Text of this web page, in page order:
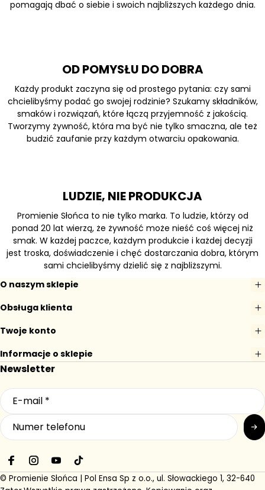
pomagają dbać o siebie i swoich najbliższych każdego dnia.
OD POMYSŁU DO DOBRA
Każdy produkt zaczyna się od prostego pytania: czy sami
chcielibyśmy podać go swojej rodzinie? Szukamy składników,
smaków i rozwiązań, które łączą przyjemność z jakością.
Tworzymy żywność, która ma być nie tylko smaczna, ale też
budzić zaufanie przy każdym otwarciu opakowania.
LUDZIE, NIE PRODUKCJA
Promienie Słońca to nie tylko marka. To ludzie, którzy od
ponad 20 lat wierzą, że żywność może nieść coś więcej niż
smak. W każdej paczce, każdym produkcie i każdej decyzji
jest troska, doświadczenie i chęć dostarczania dobra, którym
sami chcielibyśmy dzielić się z najbliższymi.
O naszym sklepie
Obsługa klienta
Twoje konto
Informacje o sklepie
Newsletter
F
a
I
n
Y
o
T
© Promienie Słońca | Pol Ensa Sp z o.o., ul. Słowackiego 1, 32-640